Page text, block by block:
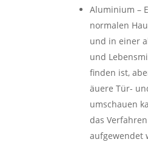
Aluminium –
normalen
und in einer
und
finden ist,
äuere Tür-
umschauen
das
aufgewendet